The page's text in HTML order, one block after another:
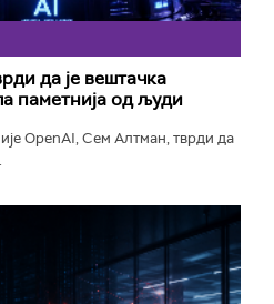
да је вештачка
паметнија од људи
OpenAI, Сем Алтман, тврди да